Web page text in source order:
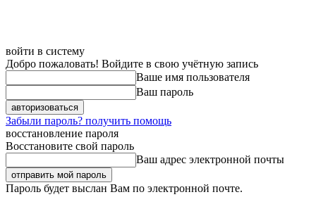
войти в систему
Добро пожаловать! Войдите в свою учётную запись
Ваше имя пользователя
Ваш пароль
Забыли пароль? получить помощь
восстановление пароля
Восстановите свой пароль
Ваш адрес электронной почты
Пароль будет выслан Вам по электронной почте.